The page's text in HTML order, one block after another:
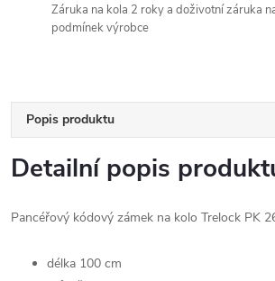
Záruka na kola 2 roky a doživotní záruka
podmínek výrobce
Popis produktu
Detailní popis
Pancéřový kódový zámek na kolo Trelock PK
délka 100 cm